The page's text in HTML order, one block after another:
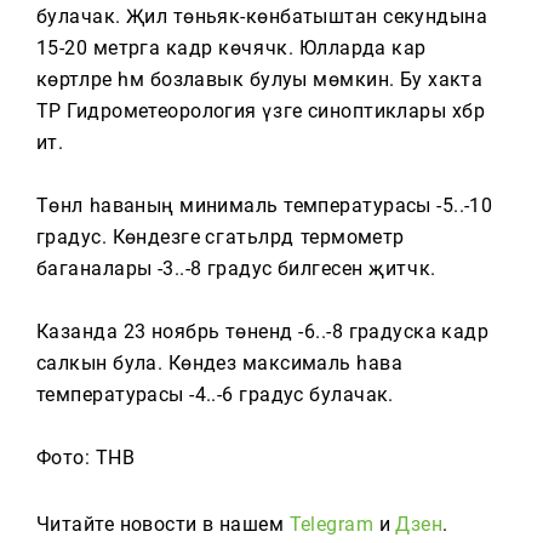
булачак. Җил төньяк-көнбатыштан секундына
15-20 метрга кадәр көчәячәк. Юлларда кар
көртләре һәм бозлавык булуы мөмкин. Бу хакта
ТР Гидрометеорология үзәге синоптиклары хәбәр
итә.
Төнлә һаваның минималь температурасы -5..-10
градус. Көндезге сәгатьләрдә термометр
баганалары -3..-8 градус билгесенә җитәчәк.
Казанда 23 ноябрь төнендә -6..-8 градуска кадәр
салкын була. Көндез максималь һава
температурасы -4..-6 градус булачак.
Фото: ТНВ
Читайте новости в нашем Telegram иДзен.